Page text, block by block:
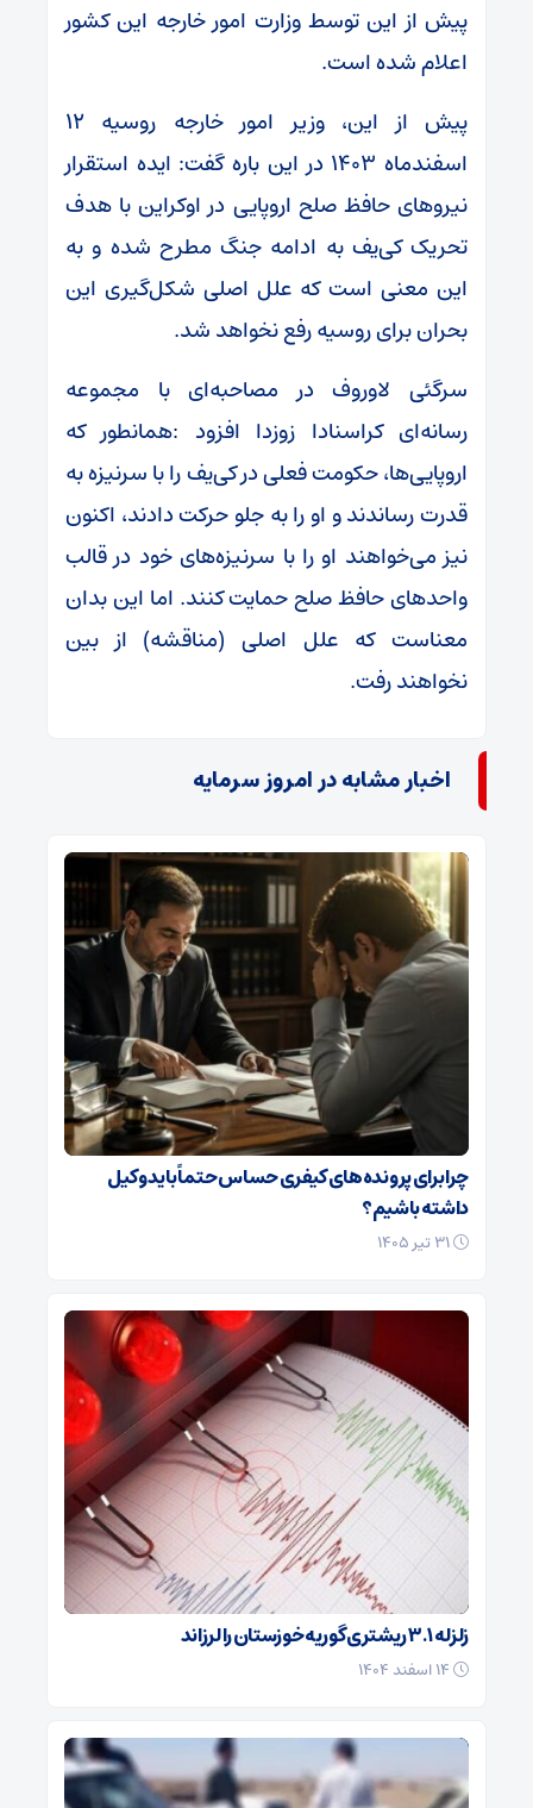
پیش از این توسط وزارت امور خارجه این کشور
اعلام شده است.
پیش از این، وزیر امور خارجه روسیه ۱۲
اسفندماه ۱۴۰۳ در این باره گفت: ایده استقرار
نیروهای حافظ صلح اروپایی در اوکراین با هدف
تحریک کی‌یف به ادامه جنگ مطرح شده و به
این معنی است که علل اصلی شکل‌گیری این
بحران برای روسیه رفع نخواهد شد.
سرگئی لاوروف در مصاحبه‌ای با مجموعه
رسانه‌ای کراسنادا زوزدا افزود :همانطور که
اروپایی‌ها، حکومت فعلی در کی‌یف را با سرنیزه به
قدرت رساندند و او را به جلو حرکت دادند، اکنون
نیز می‌خواهند او را با سرنیزه‌های خود در قالب
واحدهای حافظ صلح حمایت کنند. اما این بدان
معناست که علل اصلی (مناقشه) از بین
نخواهند رفت.
اخبار مشابه در امروز سرمایه
چرا برای پرونده‌های کیفری حساس حتماً باید وکیل
داشته باشیم؟
زلزله ۳.۱ ریشتری گوریه خوزستان را لرزاند